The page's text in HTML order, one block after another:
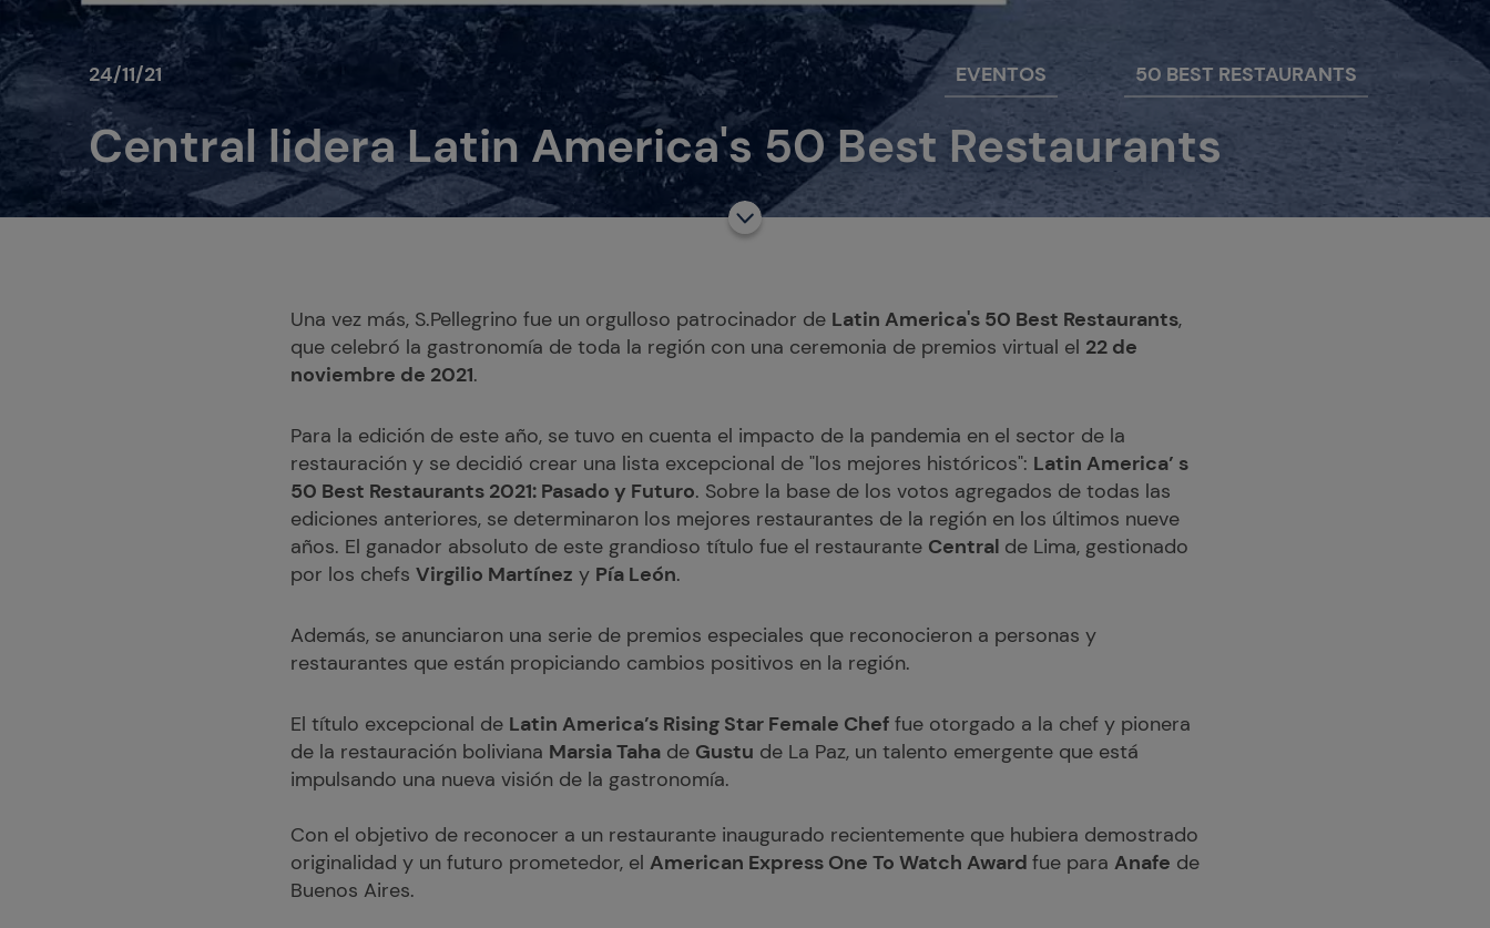
24/11/21 EVENTOS 50 BEST RESTAURANTS
Central lidera Latin America's 50 Best Restaurants
Una vez más, S.Pellegrino fue un orgulloso patrocinador de Latin America's 50 Best Restaurants,
que celebró la gastronomía de toda la región con una ceremonia de premios virtual el 22 de
noviembre de 2021.
Para la edición de este año, se tuvo en cuenta el impacto de la pandemia en el sector de la
restauración y se decidió crear una lista excepcional de "los mejores históricos": Latin America’ s
50 Best Restaurants 2021: Pasado y Futuro. Sobre la base de los votos agregados de todas las
ediciones anteriores, se determinaron los mejores restaurantes de la región en los últimos nueve
años. El ganador absoluto de este grandioso título fue el restaurante Central de Lima, gestionado
por los chefs Virgilio Martínez y Pía León.
Además, se anunciaron una serie de premios especiales que reconocieron a personas y
restaurantes que están propiciando cambios positivos en la región.
El título excepcional de Latin America’s Rising Star Female Chef fue otorgado a la chef y pionera
de la restauración boliviana Marsia Taha de Gustu de La Paz, un talento emergente que está
impulsando una nueva visión de la gastronomía.
Con el objetivo de reconocer a un restaurante inaugurado recientemente que hubiera demostrado
originalidad y un futuro prometedor, el American Express One To Watch Award fue para Anafe de
Buenos Aires.